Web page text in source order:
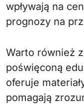
wpływają na
prognozy na
Warto również
poświęconą
oferuje
pomagają